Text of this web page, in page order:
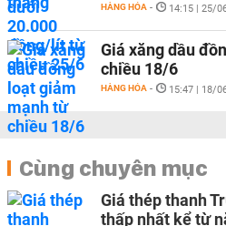
HÀNG HÓA - 14:15 | 25/
Giá xăng dầu
chiều 18/6
HÀNG HÓA - 15:47 | 18/
Cùng chuyên mục
Giá thép thanh
thấp nhất kể từ